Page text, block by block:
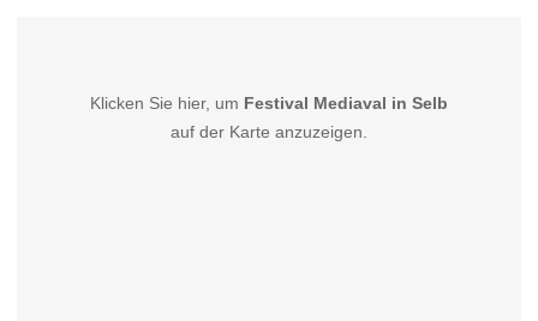
Klicken Sie hier, um Festival Mediaval in Selb
auf der Karte anzuzeigen.